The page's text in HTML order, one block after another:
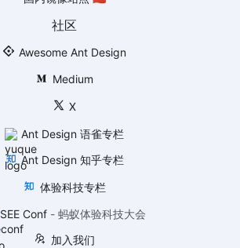
社区
Awesome Ant Design
Medium
X
Ant Design 语雀专栏
Ant Design 知乎专栏
体验科技专栏
SEE Conf - 蚂蚁体验科技大会
加入我们